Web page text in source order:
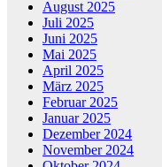
August 2025
Juli 2025
Juni 2025
Mai 2025
April 2025
März 2025
Februar 2025
Januar 2025
Dezember 2024
November 2024